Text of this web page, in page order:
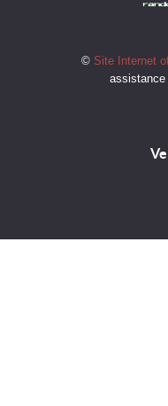
© Site Internet
assistance